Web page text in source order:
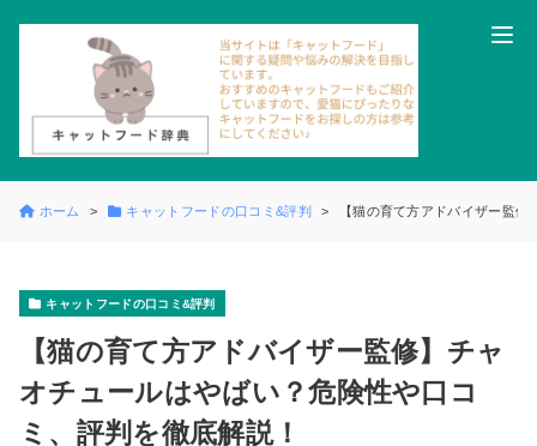
ホーム キャットフードの口コミ&評判 【猫の育て方アドバイザー監
キャットフードの口コミ&評判
【猫の育て方アドバイザー監修】チャ
オチュールはやばい？危険性や口コ
ミ、評判を徹底解説！